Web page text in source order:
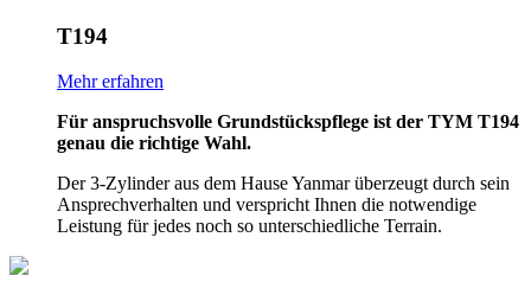
T194
Mehr erfahren
Für anspruchsvolle Grundstückspflege ist der TYM T194
genau die richtige Wahl.
Der 3-Zylinder aus dem Hause Yanmar überzeugt durch sein
Ansprechverhalten und verspricht Ihnen die notwendige
Leistung für jedes noch so unterschiedliche Terrain.